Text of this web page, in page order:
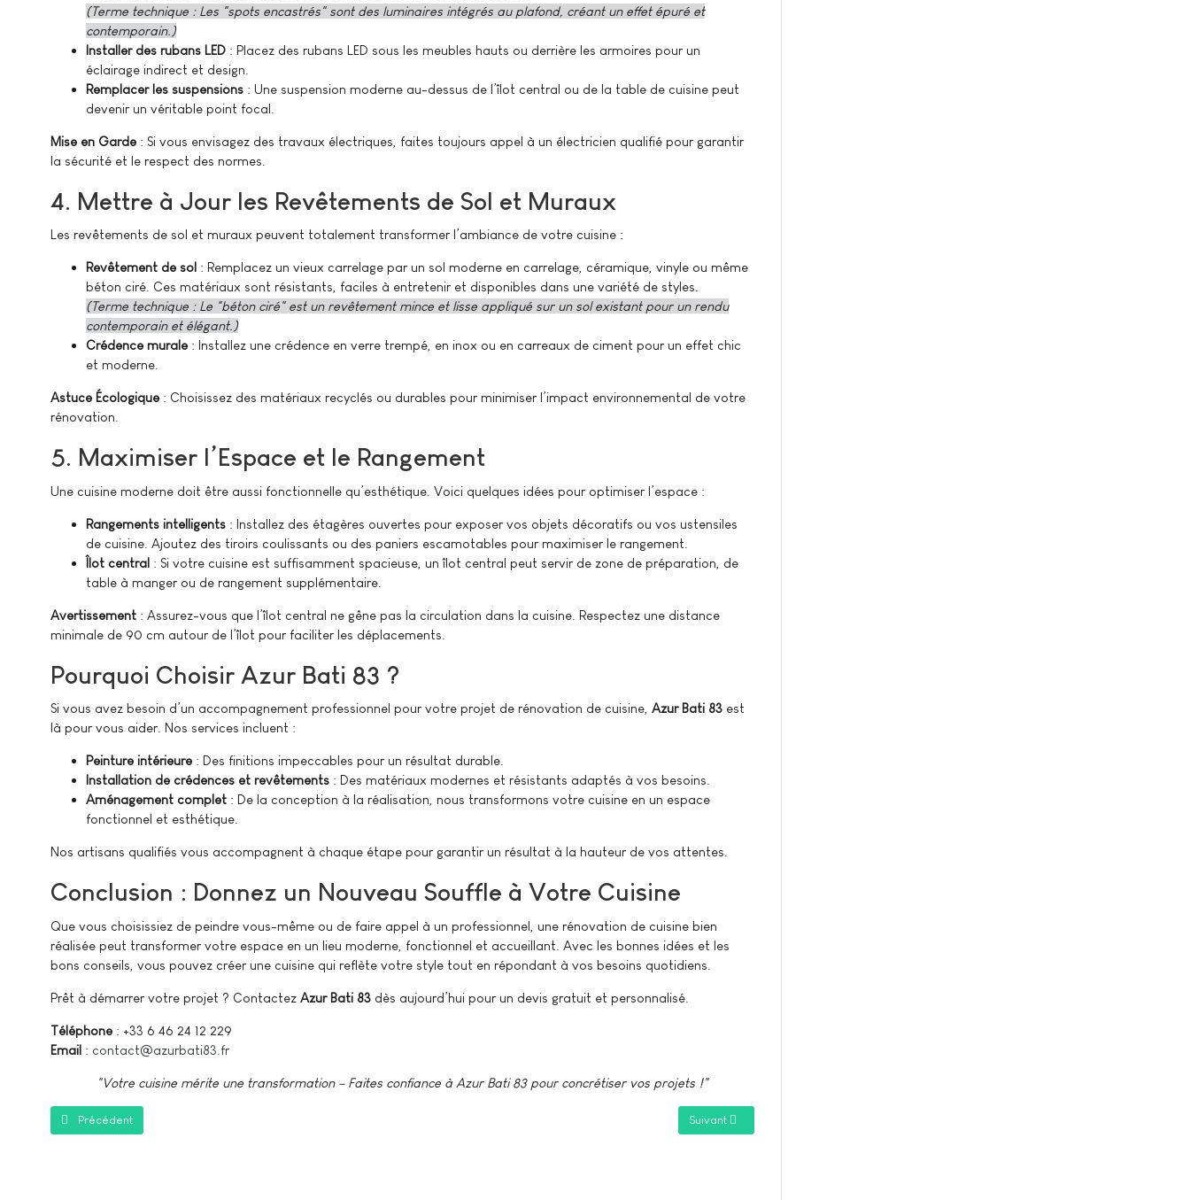
(Terme technique : Les "spots encastrés" sont des luminaires intégrés au plafond, créant un effet épuré et
contemporain.)
Installer des rubans LED : Placez des rubans LED sous les meubles hauts ou derrière les armoires pour un
éclairage indirect et design.
Remplacer les suspensions : Une suspension moderne au-dessus de l’îlot central ou de la table de cuisine peut
devenir un véritable point focal.
Mise en Garde : Si vous envisagez des travaux électriques, faites toujours appel à un électricien qualifié pour garantir
la sécurité et le respect des normes.
4. Mettre à Jour les Revêtements de Sol et Muraux
Les revêtements de sol et muraux peuvent totalement transformer l’ambiance de votre cuisine :
Revêtement de sol : Remplacez un vieux carrelage par un sol moderne en carrelage, céramique, vinyle ou même
béton ciré. Ces matériaux sont résistants, faciles à entretenir et disponibles dans une variété de styles.
(Terme technique : Le "béton ciré" est un revêtement mince et lisse appliqué sur un sol existant pour un rendu
contemporain et élégant.)
Crédence murale : Installez une crédence en verre trempé, en inox ou en carreaux de ciment pour un effet chic
et moderne.
Astuce Écologique : Choisissez des matériaux recyclés ou durables pour minimiser l’impact environnemental de votre
rénovation.
5. Maximiser l’Espace et le Rangement
Une cuisine moderne doit être aussi fonctionnelle qu’esthétique. Voici quelques idées pour optimiser l’espace :
Rangements intelligents : Installez des étagères ouvertes pour exposer vos objets décoratifs ou vos ustensiles
de cuisine. Ajoutez des tiroirs coulissants ou des paniers escamotables pour maximiser le rangement.
Îlot central : Si votre cuisine est suffisamment spacieuse, un îlot central peut servir de zone de préparation, de
table à manger ou de rangement supplémentaire.
Avertissement : Assurez-vous que l’îlot central ne gêne pas la circulation dans la cuisine. Respectez une distance
minimale de 90 cm autour de l’îlot pour faciliter les déplacements.
Pourquoi Choisir Azur Bati 83 ?
Si vous avez besoin d’un accompagnement professionnel pour votre projet de rénovation de cuisine, Azur Bati 83 est
là pour vous aider. Nos services incluent :
Peinture intérieure : Des finitions impeccables pour un résultat durable.
Installation de crédences et revêtements : Des matériaux modernes et résistants adaptés à vos besoins.
Aménagement complet : De la conception à la réalisation, nous transformons votre cuisine en un espace
fonctionnel et esthétique.
Nos artisans qualifiés vous accompagnent à chaque étape pour garantir un résultat à la hauteur de vos attentes.
Conclusion : Donnez un Nouveau Souffle à Votre Cuisine
Que vous choisissiez de peindre vous-même ou de faire appel à un professionnel, une rénovation de cuisine bien
réalisée peut transformer votre espace en un lieu moderne, fonctionnel et accueillant. Avec les bonnes idées et les
bons conseils, vous pouvez créer une cuisine qui reflète votre style tout en répondant à vos besoins quotidiens.
Prêt à démarrer votre projet ? Contactez Azur Bati 83 dès aujourd’hui pour un devis gratuit et personnalisé.
Téléphone : +33 6 46 24 12 229
Email : contact@azurbati83.fr
"Votre cuisine mérite une transformation – Faites confiance à Azur Bati 83 pour concrétiser vos projets !"
Article précédent : Faux Plafonds : Pourquoi et comment les installer dans votre maison ?
Précédent Article suivant : Rénovation peinture intérieure : Les meilleurs conseils pour un résultat
Suivant